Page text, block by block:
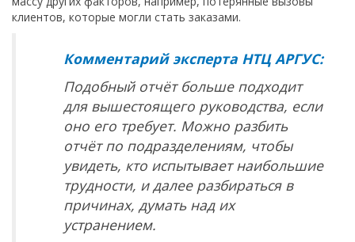
клиентов, которые могли стать заказами.
Комментарий эксперта НТЦ АРГУС:
Подобный отчёт больше подходит
для вышестоящего руководства, если
оно его требует. Можно разбить
отчёт по подразделениям, чтобы
увидеть, кто испытывает наибольшие
трудности, и далее разбираться в
причинах, думать над их
устранением.